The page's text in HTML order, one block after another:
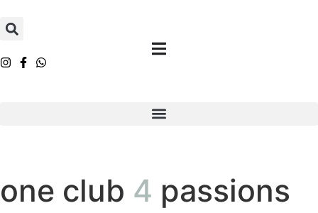
one club 4 passions